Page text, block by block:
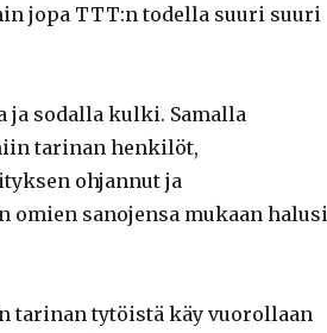
jopa TTT:n todella suuri suuri
ja sodalla kulki. Samalla
tarinan henkilöt,
ohjannut ja
omien sanojensa mukaan halusi
tarinan tytöistä käy vuorollaan